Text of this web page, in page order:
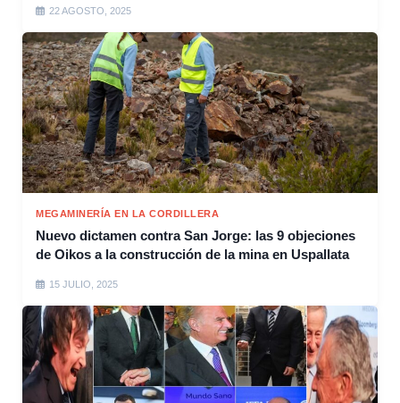
22 AGOSTO, 2025
MEGAMINERÍA EN LA CORDILLERA
Nuevo dictamen contra San Jorge: las 9 objeciones
de Oikos a la construcción de la mina en Uspallata
15 JULIO, 2025